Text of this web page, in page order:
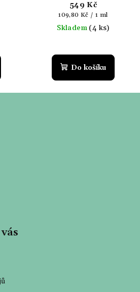
549 Kč
Měrná
cena:
109,80 Kč / 1 ml
Skladem (4 ks)
Do košíku